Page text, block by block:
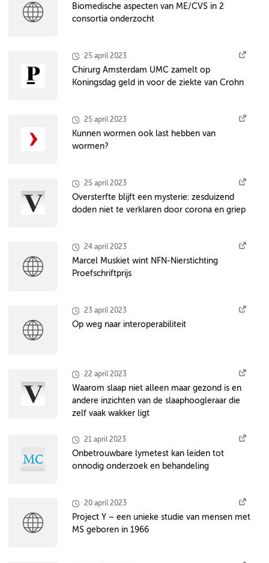
Biomedische aspecten van ME/CVS in 2
consortia onderzocht
25 april 2023
Chirurg Amsterdam UMC zamelt op
Koningsdag geld in voor de ziekte van Crohn
25 april 2023
Kunnen wormen ook last hebben van
wormen?
25 april 2023
Oversterfte blijft een mysterie: zesduizend
doden niet te verklaren door corona en griep
24 april 2023
Marcel Muskiet wint NFN-Nierstichting
Proefschriftprijs
23 april 2023
Op weg naar interoperabiliteit
22 april 2023
Waarom slaap niet alleen maar gezond is en
andere inzichten van de slaaphoogleraar die
zelf vaak wakker ligt
21 april 2023
Onbetrouwbare lymetest kan leiden tot
onnodig onderzoek en behandeling
20 april 2023
Project Y – een unieke studie van mensen met
MS geboren in 1966